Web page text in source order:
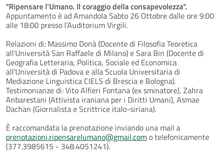
"Ripensare l'Umano. Il coraggio della consapevolezza".
Appuntamento è ad Amandola Sabto 26 Ottobre dalle ore 9:00
alle 18:00 presso l'Auditorium Virgili.
Relazioni di: Massimo Donà (Docente di Filosofia Teoretica
all'Università San Raffaele di Milano) e Sara Bin (Docente di
Geografia Letteraria, Politica, Sociale ed Economica
all'Università di Padova e alla Scuola Universitaria di
Mediazione Linguistica CIELS di Brescia e Bologna).
Testimonianze di: Vito Alfieri Fontana (ex sminatore), Zahra
Anbarestani (Attivista iraniana per i Diritti Umani), Asmae
Dachan (Giornalista e Scrittrice italo-siriana).
È raccomandata la prenotazione inviando una mail a
prenotazioni.ripensarelumano@gmail.como telefonicamente
(377.3985615 - 348.4051241).